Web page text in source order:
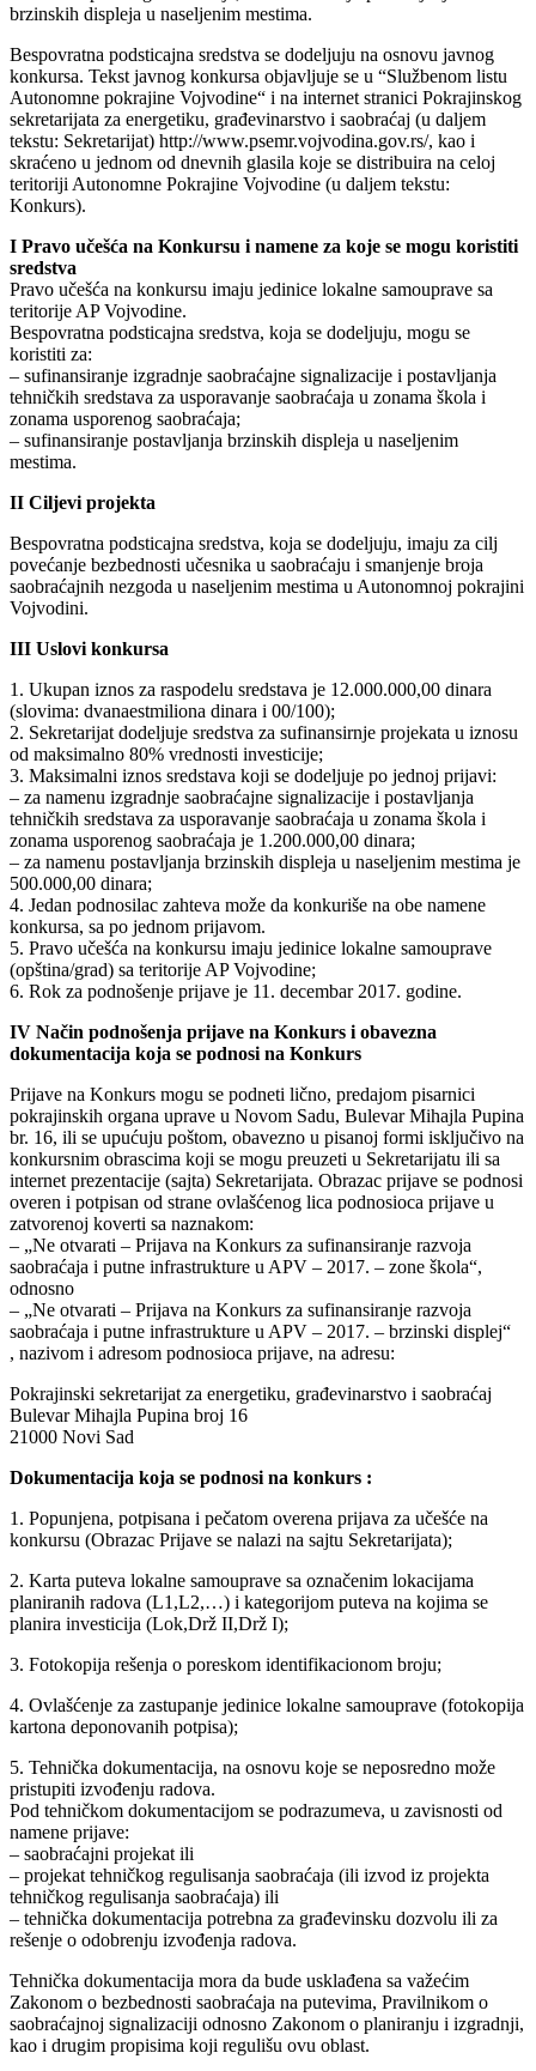
brzinskih displeja u naseljenim mestima.
Bespovratna podsticajna sredstva se dodeljuju na osnovu javnog
konkursa. Tekst javnog konkursa objavljuje se u “Službenom listu
Autonomne pokrajine Vojvodine“ i na internet stranici Pokrajinskog
sekretarijata za energetiku, građevinarstvo i saobraćaj (u daljem
tekstu: Sekretarijat) http://www.psemr.vojvodina.gov.rs/, kao i
skraćeno u jednom od dnevnih glasila koje se distribuira na celoj
teritoriji Autonomne Pokrajine Vojvodine (u daljem tekstu:
Konkurs).
I Pravo učešća na Konkursu i namene za koje se mogu koristiti
sredstva
Pravo učešća na konkursu imaju jedinice lokalne samouprave sa
teritorije AP Vojvodine.
Bespovratna podsticajna sredstva, koja se dodeljuju, mogu se
koristiti za:
– sufinansiranje izgradnje saobraćajne signalizacije i postavljanja
tehničkih sredstava za usporavanje saobraćaja u zonama škola i
zonama usporenog saobraćaja;
– sufinansiranje postavljanja brzinskih displeja u naseljenim
mestima.
II Ciljevi projekta
Bespovratna podsticajna sredstva, koja se dodeljuju, imaju za cilj
povećanje bezbednosti učesnika u saobraćaju i smanjenje broja
saobraćajnih nezgoda u naseljenim mestima u Autonomnoj pokrajini
Vojvodini.
III Uslovi konkursa
1. Ukupan iznos za raspodelu sredstava je 12.000.000,00 dinara
(slovima: dvanaestmiliona dinara i 00/100);
2. Sekretarijat dodeljuje sredstva za sufinansirnje projekata u iznosu
od maksimalno 80% vrednosti investicije;
3. Maksimalni iznos sredstava koji se dodeljuje po jednoj prijavi:
– za namenu izgradnje saobraćajne signalizacije i postavljanja
tehničkih sredstava za usporavanje saobraćaja u zonama škola i
zonama usporenog saobraćaja je 1.200.000,00 dinara;
– za namenu postavljanja brzinskih displeja u naseljenim mestima je
500.000,00 dinara;
4. Jedan podnosilac zahteva može da konkuriše na obe namene
konkursa, sa po jednom prijavom.
5. Pravo učešća na konkursu imaju jedinice lokalne samouprave
(opština/grad) sa teritorije AP Vojvodine;
6. Rok za podnošenje prijave je 11. decembar 2017. godine.
IV Način podnošenja prijave na Konkurs i obavezna
dokumentacija koja se podnosi na Konkurs
Prijave na Konkurs mogu se podneti lično, predajom pisarnici
pokrajinskih organa uprave u Novom Sadu, Bulevar Mihajla Pupina
br. 16, ili se upućuju poštom, obavezno u pisanoj formi isključivo na
konkursnim obrascima koji se mogu preuzeti u Sekretarijatu ili sa
internet prezentacije (sajta) Sekretarijata. Obrazac prijave se podnosi
overen i potpisan od strane ovlašćenog lica podnosioca prijave u
zatvorenoj koverti sa naznakom:
– „Ne otvarati – Prijava na Konkurs za sufinansiranje razvoja
saobraćaja i putne infrastrukture u APV – 2017. – zone škola“,
odnosno
– „Ne otvarati – Prijava na Konkurs za sufinansiranje razvoja
saobraćaja i putne infrastrukture u APV – 2017. – brzinski displej“
, nazivom i adresom podnosioca prijave, na adresu:
Pokrajinski sekretarijat za energetiku, građevinarstvo i saobraćaj
Bulevar Mihajla Pupina broj 16
21000 Novi Sad
Dokumentacija koja se podnosi na konkurs :
1. Popunjena, potpisana i pečatom overena prijava za učešće na
konkursu (Obrazac Prijave se nalazi na sajtu Sekretarijata);
2. Karta puteva lokalne samouprave sa označenim lokacijama
planiranih radova (L1,L2,…) i kategorijom puteva na kojima se
planira investicija (Lok,Drž II,Drž I);
3. Fotokopija rešenja o poreskom identifikacionom broju;
4. Ovlašćenje za zastupanje jedinice lokalne samouprave (fotokopija
kartona deponovanih potpisa);
5. Tehnička dokumentacija, na osnovu koje se neposredno može
pristupiti izvođenju radova.
Pod tehničkom dokumentacijom se podrazumeva, u zavisnosti od
namene prijave:
– saobraćajni projekat ili
– projekat tehničkog regulisanja saobraćaja (ili izvod iz projekta
tehničkog regulisanja saobraćaja) ili
– tehnička dokumentacija potrebna za građevinsku dozvolu ili za
rešenje o odobrenju izvođenja radova.
Tehnička dokumentacija mora da bude usklađena sa važećim
Zakonom o bezbednosti saobraćaja na putevima, Pravilnikom o
saobraćajnoj signalizaciji odnosno Zakonom o planiranju i izgradnji,
kao i drugim propisima koji regulišu ovu oblast.